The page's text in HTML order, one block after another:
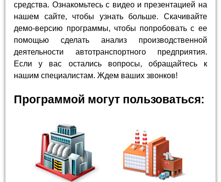
средства. Ознакомьтесь с видео и презентацией на
нашем сайте, чтобы узнать больше. Скачивайте
демо-версию программы, чтобы попробовать с ее
помощью сделать анализ производственной
деятельности автотранспортного предприятия.
Если у вас остались вопросы, обращайтесь к
нашим специалистам. Ждем ваших звонков!
Программой могут пользоваться: